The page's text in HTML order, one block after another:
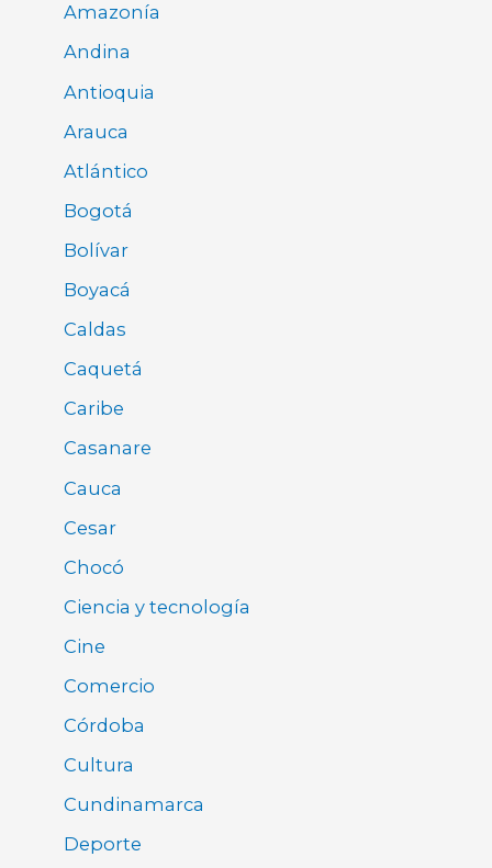
Amazonía
Andina
Antioquia
Arauca
Atlántico
Bogotá
Bolívar
Boyacá
Caldas
Caquetá
Caribe
Casanare
Cauca
Cesar
Chocó
Ciencia y tecnología
Cine
Comercio
Córdoba
Cultura
Cundinamarca
Deporte